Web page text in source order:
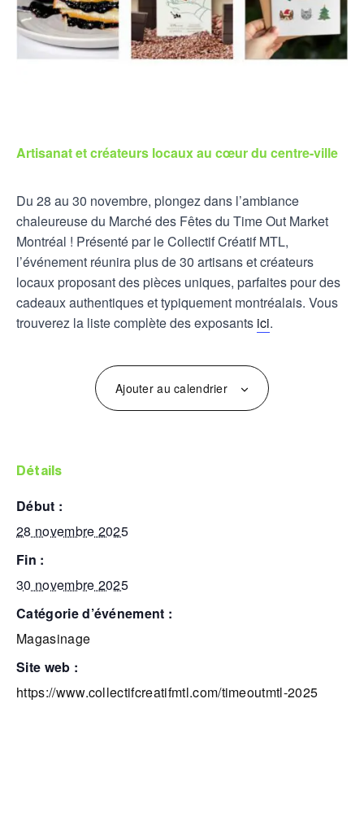
Artisanat et créateurs locaux au cœur du centre-ville
Du 28 au 30 novembre, plongez dans l’ambiance
chaleureuse du Marché des Fêtes du Time Out Market
Montréal ! Présenté par le Collectif Créatif MTL,
l’événement réunira plus de 30 artisans et créateurs
locaux proposant des pièces uniques, parfaites pour des
cadeaux authentiques et typiquement montréalais. Vous
trouverez la liste complète des exposants ici.
Ajouter au calendrier
détails
début :
28 novembre 2025
fin :
30 novembre 2025
catégorie d’événement :
Magasinage
site web :
https://www.collectifcreatifmtl.com/timeoutmtl-2025